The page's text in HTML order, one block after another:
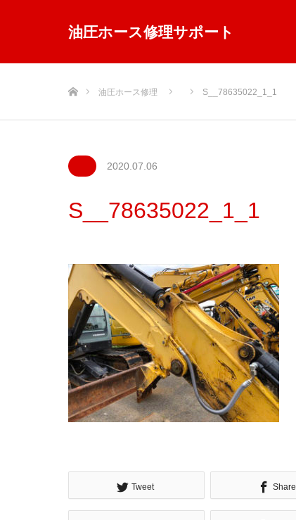
油圧ホース修理サポート
油圧ホース修理 S__78635022_1_1
2020.07.06
S__78635022_1_1
Tweet Share